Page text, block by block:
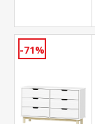
-71%